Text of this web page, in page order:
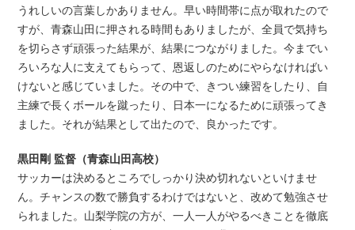
うれしいの言葉しかありません。早い時間帯に点が取れたので
すが、青森山田に押される時間もありましたが、全員で気持ち
を切らさず頑張った結果が、結果につながりました。今までい
ろいろな人に支えてもらって、恩返しのためにやらなければい
けないと感じていました。その中で、きつい練習をしたり、自
主練で長くボールを蹴ったり、日本一になるために頑張ってき
ました。それが結果として出たので、良かったです。
黒田剛 監督（青森山田高校）
サッカーは決めるところでしっかり決め切れないといけませ
ん。チャンスの数で勝負するわけではないと、改めて勉強させ
られました。山梨学院の方が、一人一人がやるべきことを徹底